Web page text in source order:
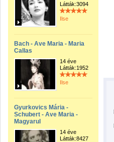
Látták:3094
Ilse
Bach - Ave Maria - Maria
Callas
14 éve
Látták:1952
Ilse
Gyurkovics Mária -
Schubert - Ave Maria -
Magyarul
14 éve
Látták:8427